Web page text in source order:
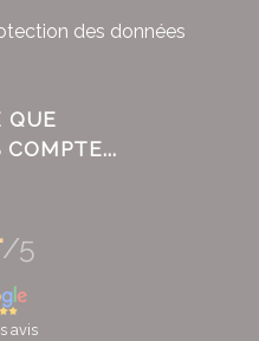
des données
QUE
/5
avis